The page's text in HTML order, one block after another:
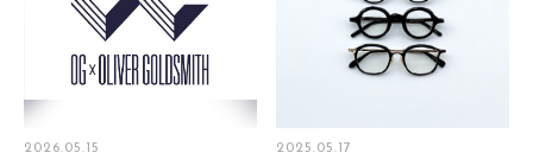
2026.05.15 2025.05.17